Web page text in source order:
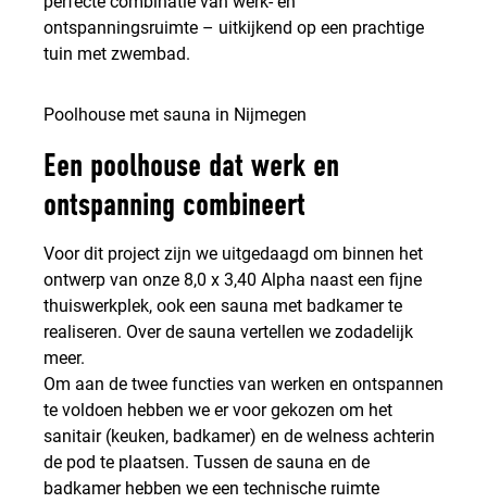
ontspanningsruimte – uitkijkend op een prachtige
tuin met zwembad.
Poolhouse met sauna in Nijmegen
Een poolhouse dat werk en
ontspanning combineert
Voor dit project zijn we uitgedaagd om binnen het
ontwerp van onze 8,0 x 3,40 Alpha naast een fijne
thuiswerkplek, ook een sauna met badkamer te
realiseren. Over de sauna vertellen we zodadelijk
meer.
Om aan de twee functies van werken en ontspannen
te voldoen hebben we er voor gekozen om het
sanitair (keuken, badkamer) en de welness achterin
de pod te plaatsen. Tussen de sauna en de
badkamer hebben we een technische ruimte